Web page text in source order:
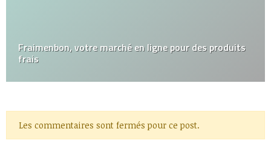
Fraimenbon, votre marché en ligne pour des produits
frais
Les commentaires sont fermés pour ce post.